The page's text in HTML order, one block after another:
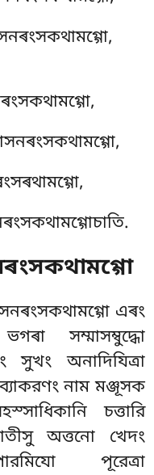
এৰং
সম্মাসম্বুদ্ধো
সুখং অনাদিযিত্ৰা
নাম মঞ্জূসক
চত্তারি
অত্তনো খেদং
পূরেত্ৰা